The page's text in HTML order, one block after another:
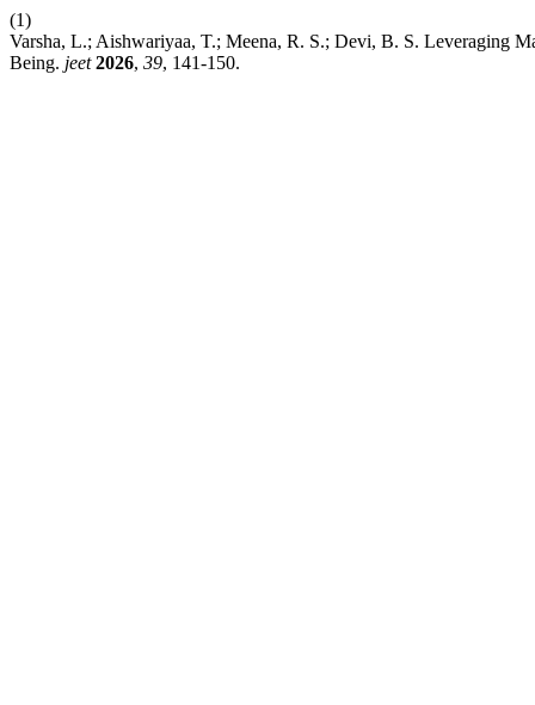
(1)
Varsha, L.; Aishwariyaa, T.; Meena, R. S.; Devi, B. S. Leveraging
Being. jeet 2026, 39, 141-150.